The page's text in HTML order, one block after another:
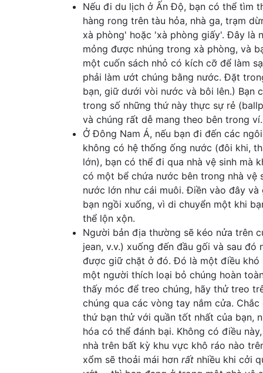
Nếu đi du lịch ở Ấn Độ, bạn có thể tìm
hàng rong trên tàu hỏa, nhà ga, trạm
xà phòng' hoặc 'xà phòng giấy'. Đây là
mỏng được nhúng trong xà phòng, và
một cuốn sách nhỏ có kích cỡ để làm
phải làm ướt chúng bằng nước. Đặt
bạn, giữ dưới vòi nước và bôi lên.) Bạn
trong số những thứ này thực sự rẻ
và chúng rất dễ mang theo bên trong ví.
Ở Đông Nam Á, nếu bạn đi đến các
không có hệ thống ống nước (đôi khi,
lớn), bạn có thể đi qua nhà vệ sinh mà
có một bể chứa nước bên trong nhà vệ
nước lớn như cái muôi. Điền vào đây
bạn ngồi xuống, vì di chuyển một khi
thể lộn xộn.
Người bản địa thường sẽ kéo nửa trên
jean, v.v.) xuống đến đầu gối và sau đó
được giữ chặt ở đó. Đó là một điều khó
một người thích loại bỏ chúng hoàn
thấy móc để treo chúng, hãy thử treo
chúng qua các vòng tay nắm cửa.
thứ bạn thử với quần tốt nhất của bạn,
hóa có thể đánh bại. Không có điều
nhà trên bất kỳ khu vực khô ráo nào
xổm sẽ thoải mái hơn rất nhiều khi cởi